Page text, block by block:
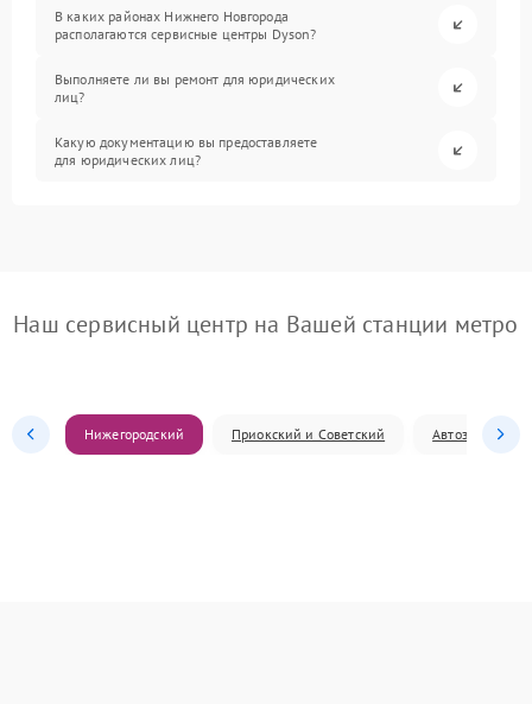
В каких районах Нижнего Новгорода
располагаются сервисные центры Dyson?
Выполняете ли вы ремонт для юридических
лиц?
Какую документацию вы предоставляете
для юридических лиц?
Наш сервисный центр на Вашей станции метро
Нижегородский Приокский и Советский Автозаводский